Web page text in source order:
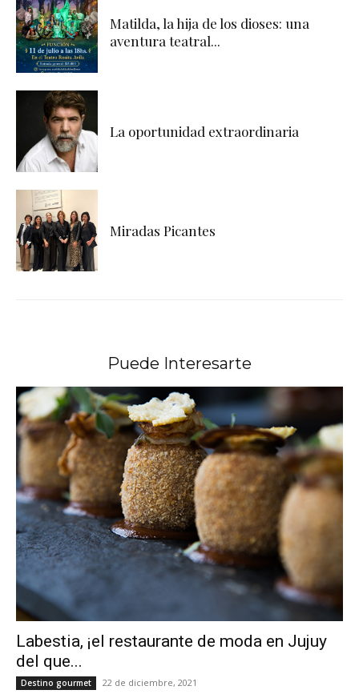
Matilda, la hija de los dioses: una
aventura teatral...
La oportunidad extraordinaria
Miradas Picantes
Puede Interesarte
Labestia, ¡el restaurante de moda en Jujuy
del que...
Destino gourmet 22 de diciembre, 2021